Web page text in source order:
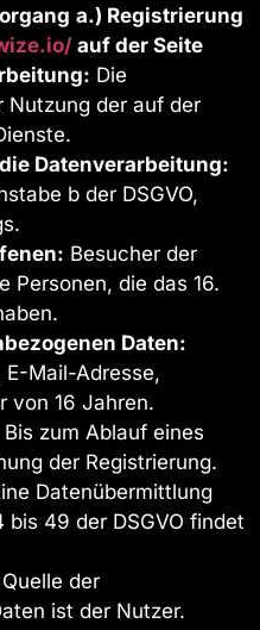
a.) Registrierung
auf der Seite
Die
Nutzung der auf der
Datenverarbeitung:
b der DSGVO,
Besucher der
Personen, die das 16.
Daten:
E-Mail-Adresse,
von 16 Jahren.
Bis zum Ablauf eines
der Registrierung.
Datenübermittlung
49 der DSGVO findet
der
ist der Nutzer.